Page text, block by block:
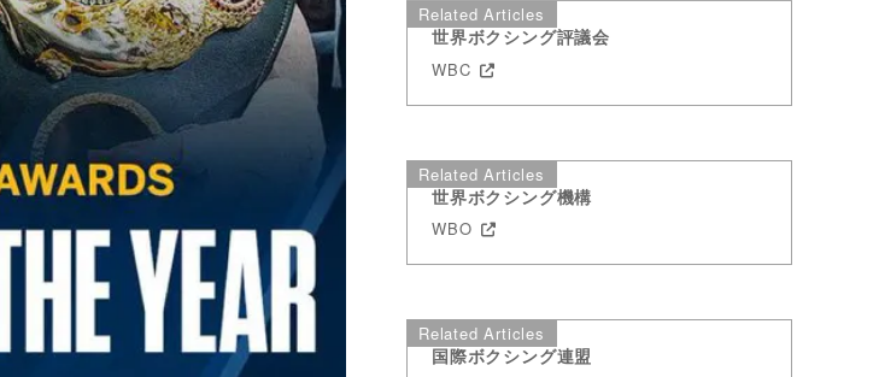
Related Articles
世界ボクシング評議会
WBC
Related Articles
世界ボクシング機構
WBO
Related Articles
国際ボクシング連盟